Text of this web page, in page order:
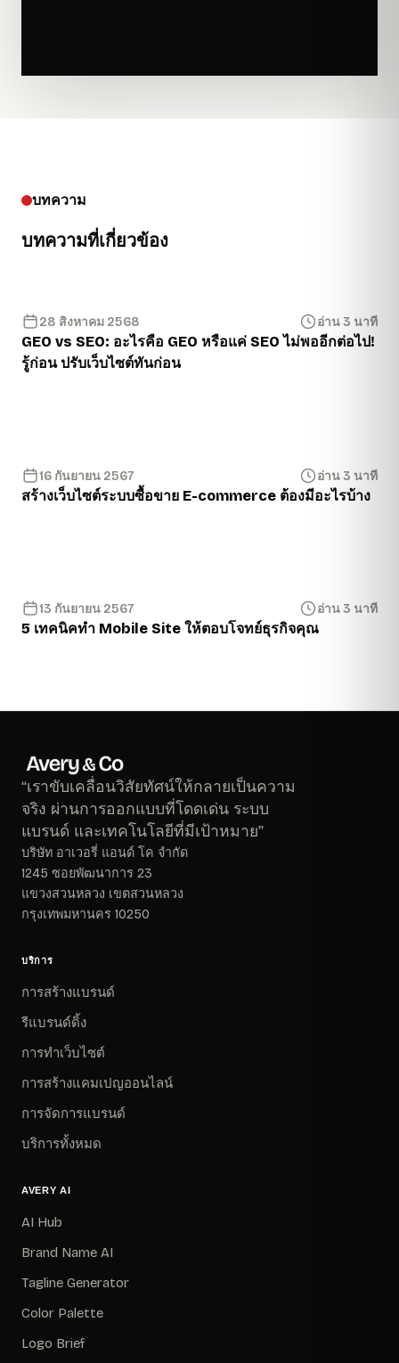
บทความ
บทความที่เกี่ยวข้อง
28 สิงหาคม 2568 อ่าน 3 นาที
GEO vs SEO: อะไรคือ GEO หรือแค่ SEO ไม่พออีกต่อไป!
รู้ก่อน ปรับเว็บไซต์ทันก่อน
16 กันยายน 2567 อ่าน 3 นาที
สร้างเว็บไซต์ระบบซื้อขาย E-commerce ต้องมีอะไรบ้าง
13 กันยายน 2567 อ่าน 3 นาที
5 เทคนิคทำ Mobile Site ให้ตอบโจทย์ธุรกิจคุณ
“เราขับเคลื่อนวิสัยทัศน์ให้กลายเป็นความ
จริง ผ่านการออกแบบที่โดดเด่น ระบบ
แบรนด์ และเทคโนโลยีที่มีเป้าหมาย”
บริษัท อาเวอรี่ แอนด์ โค จำกัด
1245 ซอยพัฒนาการ 23
แขวงสวนหลวง เขตสวนหลวง
กรุงเทพมหานคร 10250
บริการ
การสร้างแบรนด์
รีแบรนด์ดิ้ง
การทำเว็บไซต์
การสร้างแคมเปญออนไลน์
การจัดการแบรนด์
บริการทั้งหมด
AVERY AI
AI Hub
Brand Name AI
Tagline Generator
Color Palette
Logo Brief